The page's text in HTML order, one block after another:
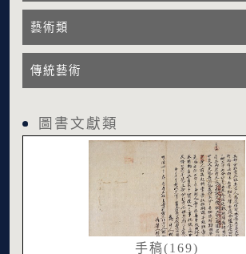
藝術類
傳統藝術
圖書文獻類
手稿(169)